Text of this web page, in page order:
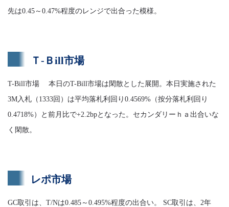
先は0.45～0.47%程度のレンジで出合った模様。
Ｔ-Ｂill市場
T-Bill市場 本日のT-Bill市場は閑散とした展開。本日実施された
3M入札（1333回）は平均落札利回り0.4569%（按分落札利回り
0.4718%）と前月比で+2.2bpとなった。セカンダリーｈａ出合いな
く閑散。
レポ市場
GC取引は、T/Nは0.485～0.495%程度の出合い。 SC取引は、2年